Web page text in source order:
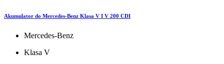
Akumulator do Mercedes-Benz Klasa V I V 200 CDI
Mercedes-Benz
Klasa V